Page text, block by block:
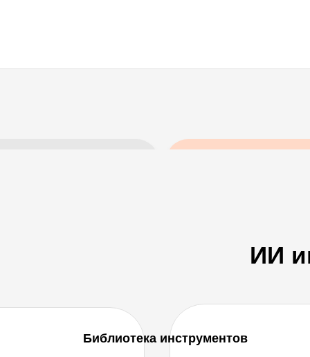
Библиотека инструментов
ИИ